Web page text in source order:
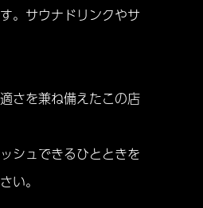
。サウナドリンクやサ
さを兼ね備えたこの店
シュできるひとときを
い。